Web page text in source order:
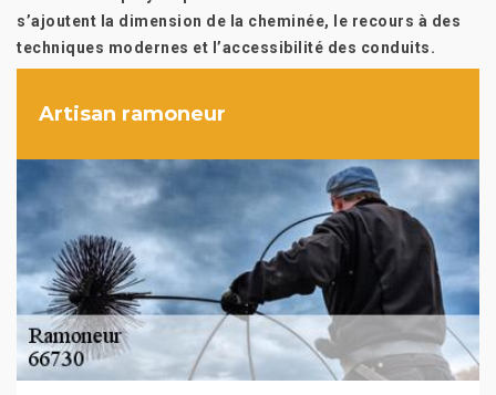
s’ajoutent la dimension de la cheminée, le recours à des
techniques modernes et l’accessibilité des conduits.
Artisan ramoneur